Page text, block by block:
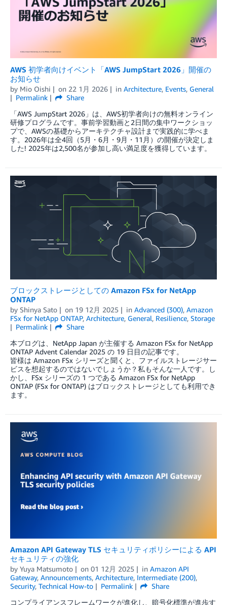
AWS 初学者向けイベント「AWS JumpStart 2026」開催の
お知らせ
by Mio Oishi on 22 1月 2026 in Architecture, Events, General
Permalink
Share
「AWS JumpStart 2026」は、AWS初学者向けの無料オンライン
研修プログラムです。事前学習動画と2日間の集中ワークショッ
プで、AWSの基礎からアーキテクチャ設計まで実践的に学べま
す。2026年は全4回（5月・6月・9月・11月）の開催が決定しま
した! 2025年は2,500名が参加し高い満足度を獲得しています。
ブロックストレージとしての Amazon FSx for NetApp
ONTAP
by Shinya Sato on 19 12月 2025 in Advanced (300), Amazon
FSx for NetApp ONTAP, Architecture, General, Resilience, Storage
Permalink
Share
本ブログは、NetApp Japan が主催する Amazon FSx for NetApp
ONTAP Advent Calendar 2025 の 19 日目の記事です。
皆様は Amazon FSx シリーズと聞くと、ファイルストレージサー
ビスを想起するのではないでしょうか？私もそんな一人です。し
かし、FSx シリーズの 1 つである Amazon FSx for NetApp
ONTAP (FSx for ONTAP) はブロックストレージとしても利用でき
ます。
Amazon API Gateway TLS セキュリティポリシーによる API
セキュリティの強化
by Yuya Matsumoto on 01 12月 2025 in Amazon API
Gateway, Announcements, Architecture, Intermediate (200),
Security, Technical How-to Permalink
Share
コンプライアンスフレームワークが進化し、暗号化標準が進歩す